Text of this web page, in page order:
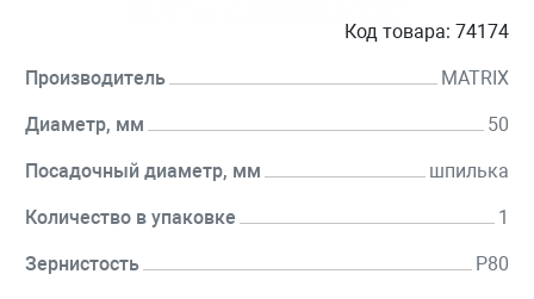
Код товара: 74174
Производитель MATRIX
Диаметр, мм 50
Посадочный диаметр, мм шпилька
Количество в упаковке 1
Зернистость P80